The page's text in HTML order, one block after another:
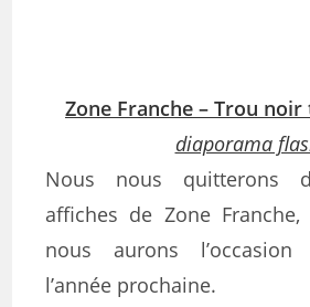
Zone Franche – Trou
diaporama
Nous nous quitterons
affiches de Zone
nous aurons l’occasion
l’année prochaine.